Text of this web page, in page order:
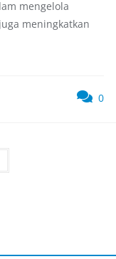
mengelola
meningkatkan
0